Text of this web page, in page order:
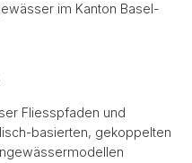
im Kanton Basel-
Fliesspfaden und
basierten, gekoppelten